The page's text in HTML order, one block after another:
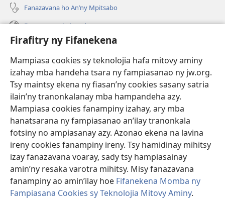
Firafitry ny Fifanekena
Mampiasa cookies sy teknolojia hafa mitovy aminy
izahay mba handeha tsara ny fampiasanao ny jw.org.
Tsy maintsy ekena ny fiasan’ny cookies sasany satria
ilain’ny tranonkalanay mba hampandeha azy.
Mampiasa cookies fanampiny izahay, ary mba
hanatsarana ny fampiasanao an’ilay tranonkala
fotsiny no ampiasanay azy. Azonao ekena na lavina
ireny cookies fanampiny ireny. Tsy hamidinay mihitsy
izay fanazavana voaray, sady tsy hampiasainay
amin’ny resaka varotra mihitsy. Misy fanazavana
fanampiny ao amin’ilay hoe Fifanekena Momba ny
Fampiasana Cookies sy Teknolojia Mitovy Aminy.
Fanazavana ho An’ny Mpitsabo
Fanazavana Ankapobeny
Fanampiana
Fanomezana
(manokatra
rohy)
FITEHIRIZAM-BOKIN’NY Vavolombelon’i Jehovah
(manokatra
rohy)
JW Hub
(manokatra
rohy)
JW Library
Watchtower Library ®